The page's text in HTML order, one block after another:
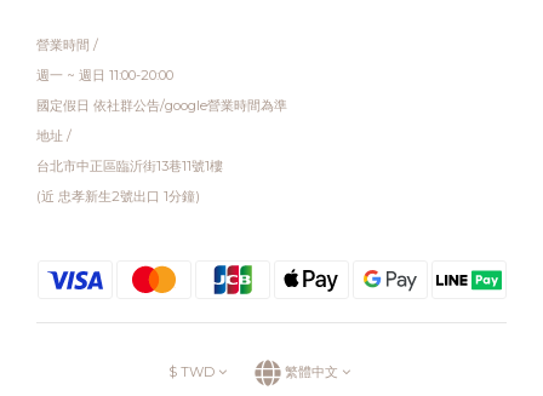
營業時間 /
週一 ~ 週日 11:00-20:00
國定假日 依社群公告/google營業時間為準
地址 /
台北市中正區臨沂街13巷11號1樓
(近 忠孝新生2號出口 1分鐘)
$ TWD 繁體中文